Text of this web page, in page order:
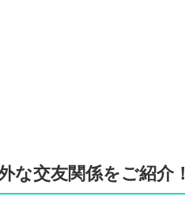
な交友関係をご紹介！